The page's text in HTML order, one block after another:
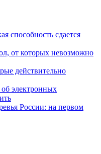
способность сдается
от которых невозможно
действительно
электронных
России: на первом